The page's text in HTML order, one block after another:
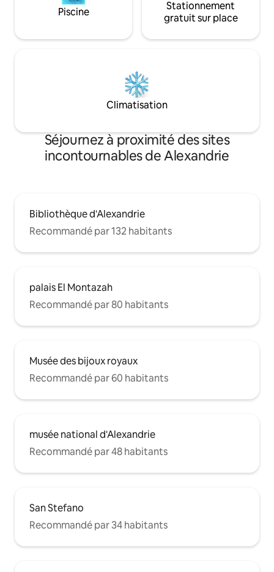
Piscine
Stationnement
gratuit sur place
Climatisation
Séjournez à proximité des sites
incontournables de Alexandrie
Bibliothèque d'Alexandrie
Recommandé par 132 habitants
palais El Montazah
Recommandé par 80 habitants
Musée des bijoux royaux
Recommandé par 60 habitants
musée national d'Alexandrie
Recommandé par 48 habitants
San Stefano
Recommandé par 34 habitants